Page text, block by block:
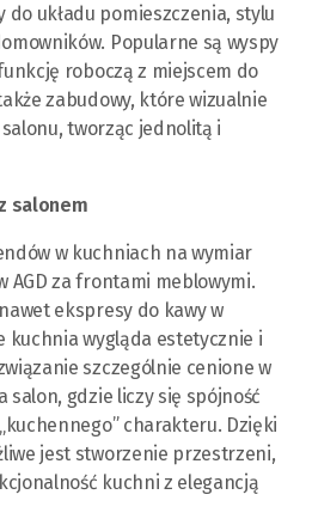
do układu pomieszczenia, stylu
Popularne są wyspy
roboczą z miejscem do
zabudowy, które wizualnie
tworząc jednolitą i
salonem
w kuchniach na wymiar
AGD za frontami meblowymi.
ekspresy do kawy w
kuchnia wygląda estetycznie i
szczególnie cenione w
gdzie liczy się spójność
charakteru. Dzięki
jest stworzenie przestrzeni,
kuchni z elegancją